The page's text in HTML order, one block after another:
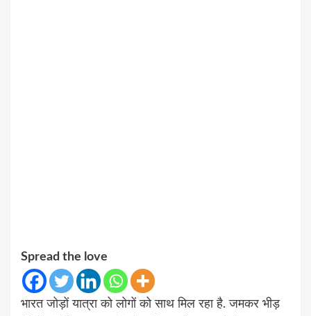
Spread the love
भारत जोड़ों यात्रा को लोगों को साथ मिल रहा है. जमकर भीड़